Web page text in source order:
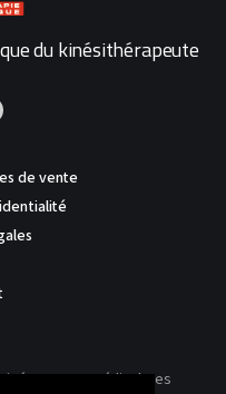
du kinésithérapeute
de vente
au corps médical. Les